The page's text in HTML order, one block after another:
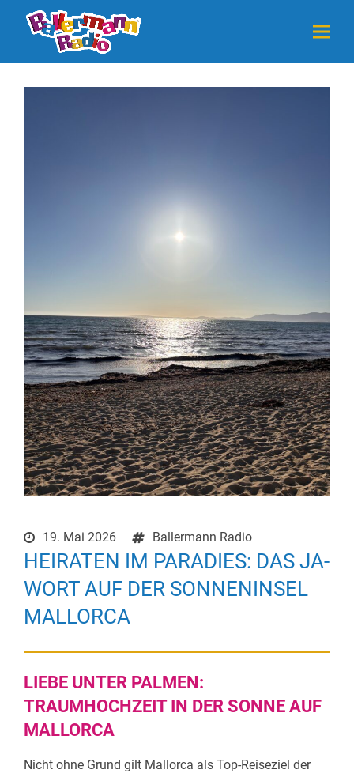
19. Mai 2026 Ballermann Radio
HEIRATEN IM PARADIES: DAS JA-
WORT AUF DER SONNENINSEL
MALLORCA
LIEBE UNTER PALMEN:
TRAUMHOCHZEIT IN DER SONNE AUF
MALLORCA
Nicht ohne Grund gilt Mallorca als Top-Reiseziel der